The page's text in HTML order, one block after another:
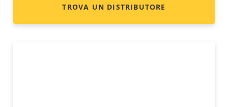
TROVA UN DISTRIBUTORE